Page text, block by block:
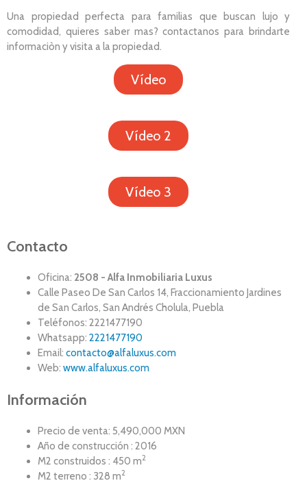
Una propiedad perfecta para familias que buscan lujo y
comodidad, quieres saber mas? contactanos para brindarte
informaciòn y visita a la propiedad.
Vídeo
Vídeo 2
Vídeo 3
Contacto
Oficina: 2508 - Alfa Inmobiliaria Luxus
Calle Paseo De San Carlos 14, Fraccionamiento Jardines
de San Carlos, San Andrés Cholula, Puebla
Teléfonos: 2221477190
Whatsapp: 2221477190
Email: contacto@alfaluxus.com
Web: www.alfaluxus.com
Información
Precio de venta: 5,490,000 MXN
Año de construcción : 2016
M2 construidos : 450 m2
M2 terreno : 328 m2